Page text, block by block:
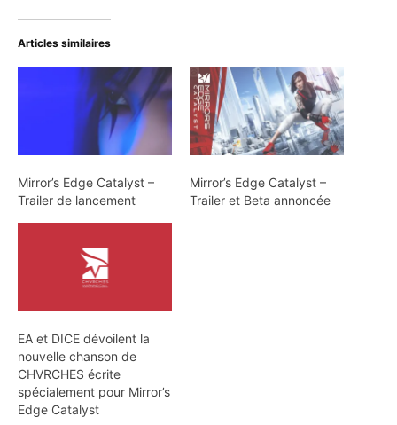
Articles similaires
Mirror’s Edge Catalyst –
Trailer de lancement
Mirror’s Edge Catalyst –
Trailer et Beta annoncée
EA et DICE dévoilent la
nouvelle chanson de
CHVRCHES écrite
spécialement pour Mirror’s
Edge Catalyst